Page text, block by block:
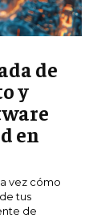
de
y
en
vez cómo
tus
de